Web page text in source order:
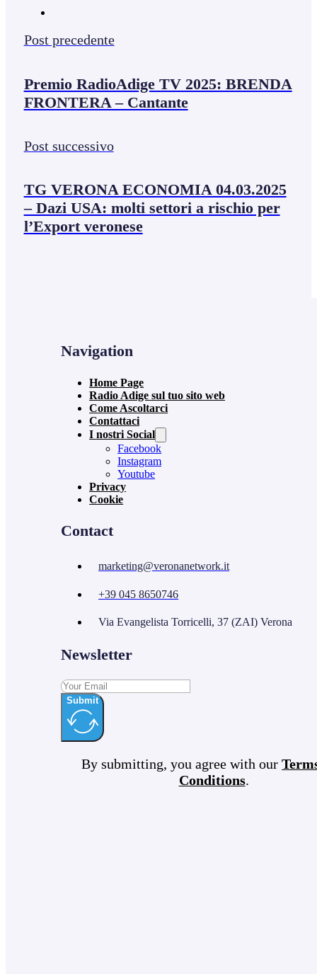
Post precedente
Premio RadioAdige TV 2025: BRENDA
FRONTERA – Cantante
Post successivo
TG VERONA ECONOMIA 04.03.2025
– Dazi USA: molti settori a rischio per
l’Export veronese
Navigation
Home Page
Radio Adige sul tuo sito web
Come Ascoltarci
Contattaci
I nostri Social
Facebook
Instagram
Youtube
Privacy
Cookie
Contact
marketing@veronanetwork.it
+39 045 8650746
Via Evangelista Torricelli, 37 (ZAI) Verona
Newsletter
Submit
By submitting, you agree with our
Conditions.